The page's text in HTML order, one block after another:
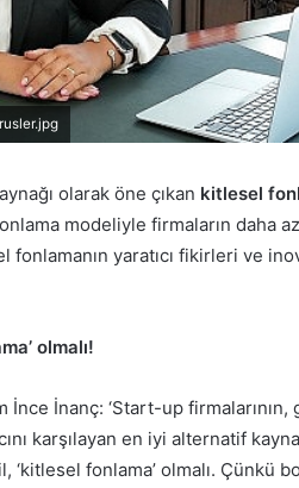
olarak öne çıkan kitlesel
modeliyle firmaların daha
fonlamanın yaratıcı fikirleri ve
olmalı!
İnanç: ‘Start-up firmalarının,
karşılayan en iyi alternatif
‘kitlesel fonlama’ olmalı. Çünkü